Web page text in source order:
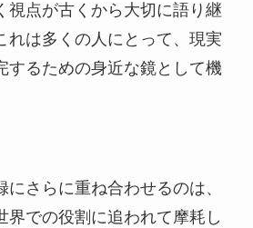
視点が古くから大切に語り継
れは多くの人にとって、現実
するための身近な鏡として機
さらに重ね合わせるのは、
界での役割に追われて摩耗し